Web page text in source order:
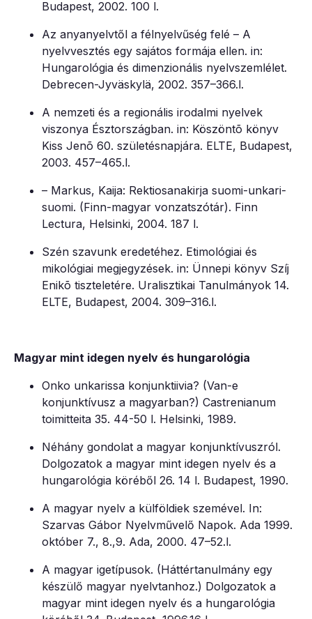
Budapest, 2002. 100 l.
Az anyanyelvtől a félnyelvűség felé – A
nyelvvesztés egy sajátos formája ellen. in:
Hungarológia és dimenzionális nyelvszemlélet.
Debrecen-Jyväskylä, 2002. 357–366.l.
A nemzeti és a regionális irodalmi nyelvek
viszonya Észtországban. in: Köszöntõ könyv
Kiss Jenõ 60. születésnapjára. ELTE, Budapest,
2003. 457–465.l.
– Markus, Kaija: Rektiosanakirja suomi-unkari-
suomi. (Finn-magyar vonzatszótár). Finn
Lectura, Helsinki, 2004. 187 l.
Szén szavunk eredetéhez. Etimológiai és
mikológiai megjegyzések. in: Ünnepi könyv Szíj
Enikõ tiszteletére. Uralisztikai Tanulmányok 14.
ELTE, Budapest, 2004. 309–316.l.
Magyar mint idegen nyelv és hungarológia
Onko unkarissa konjunktiivia? (Van-e
konjunktívusz a magyarban?) Castrenianum
toimitteita 35. 44-50 l. Helsinki, 1989.
Néhány gondolat a magyar konjunktívuszról.
Dolgozatok a magyar mint idegen nyelv és a
hungarológia köréből 26. 14 l. Budapest, 1990.
A magyar nyelv a külföldiek szemével. In:
Szarvas Gábor Nyelvművelő Napok. Ada 1999.
október 7., 8.,9. Ada, 2000. 47–52.l.
A magyar igetípusok. (Háttértanulmány egy
készülő magyar nyelvtanhoz.) Dolgozatok a
magyar mint idegen nyelv és a hungarológia